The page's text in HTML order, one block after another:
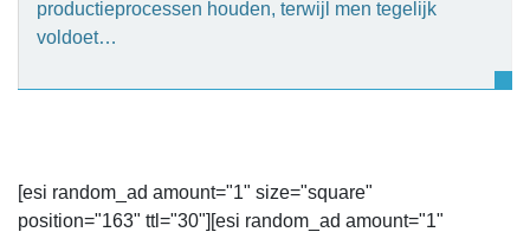
productieprocessen houden, terwijl men tegelijk
voldoet…
[esi random_ad amount="1" size="square"
position="163" ttl="30"][esi random_ad amount="1"